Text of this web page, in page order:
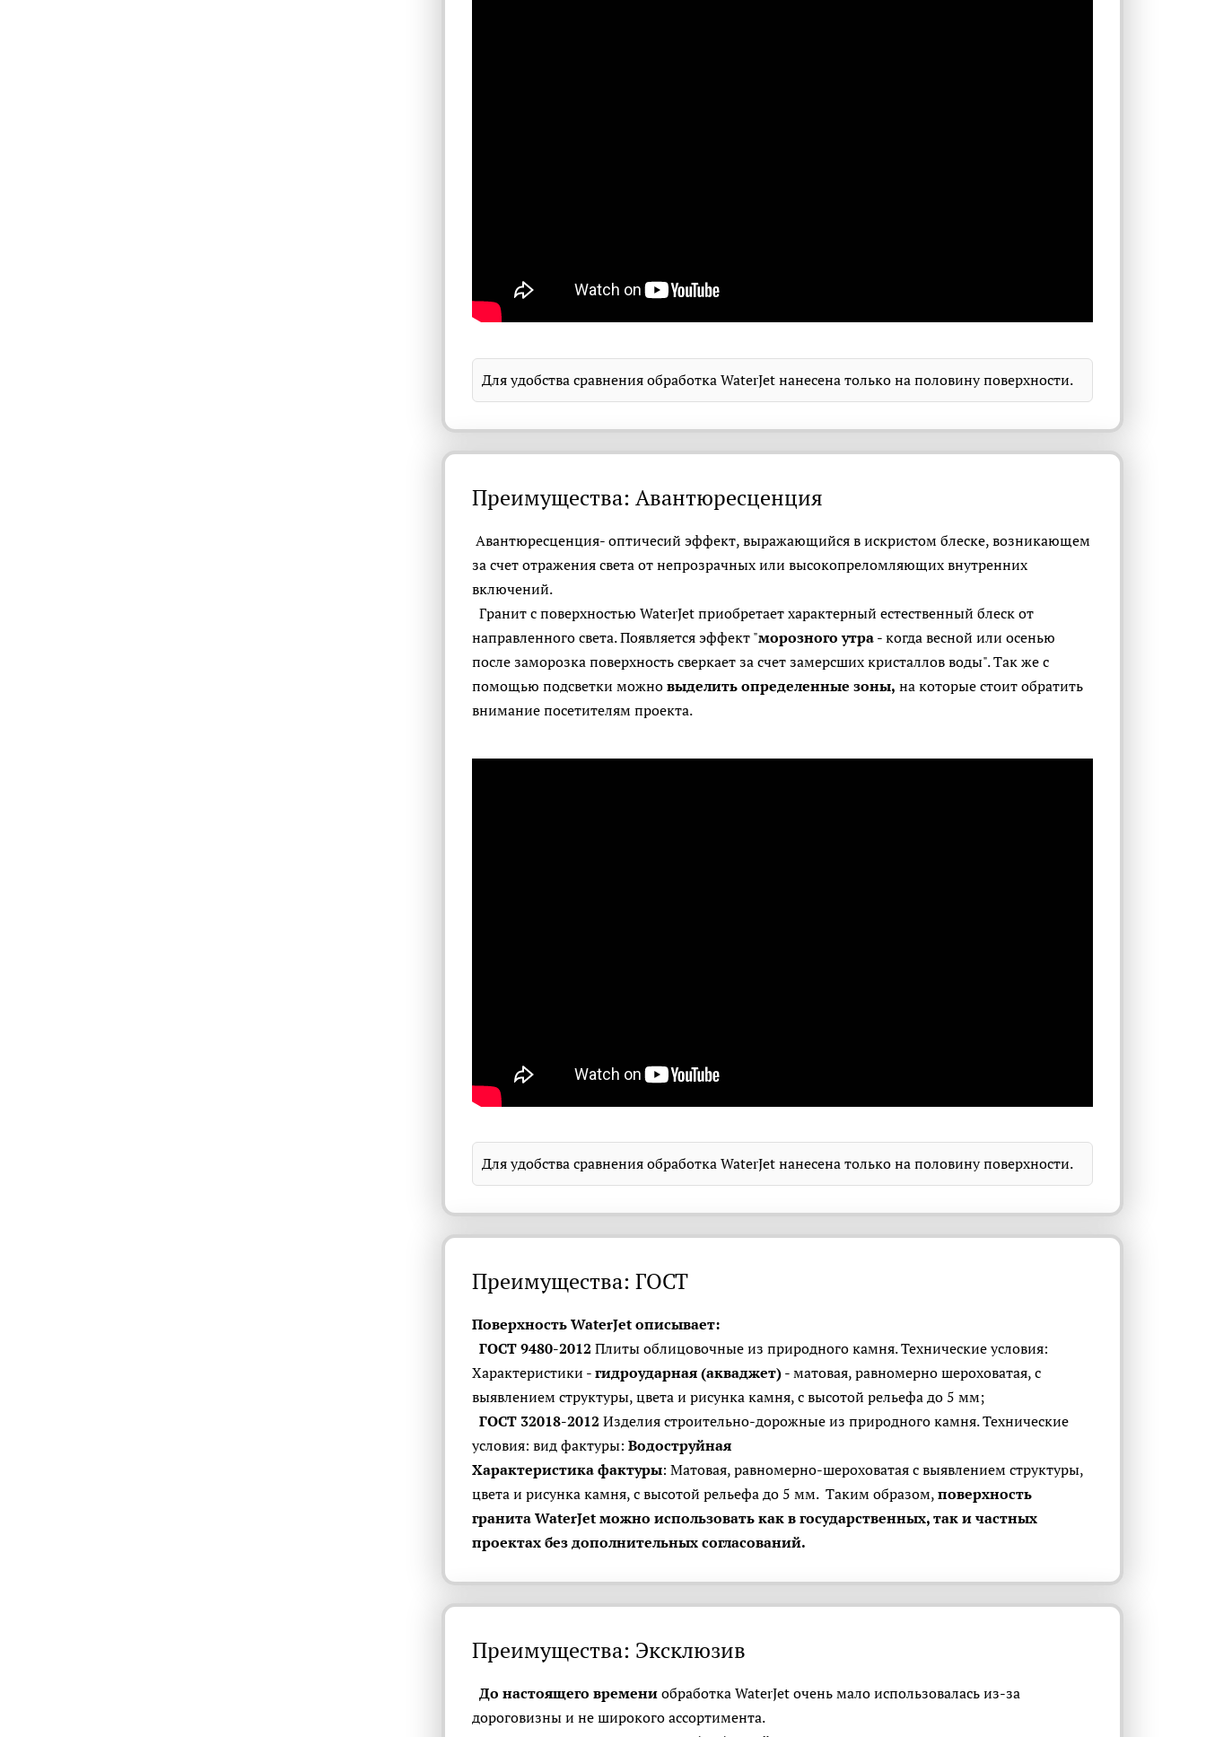
Для удобства сравнения обработка WaterJet нанесена только на половину поверхности.
Преимущества: Авантюресценция
Авантюресценция- оптичесий эффект, выражающийся в искристом блеске, возникающем
за счет отражения света от непрозрачных или высокопреломляющих внутренних
включений.
Гранит с поверхностью WaterJet приобретает характерный естественный блеск от
направленного света. Появляется эффект "морозного утра- когда весной или осенью
после заморозка поверхность сверкает за счет замерсших кристаллов воды". Так же с
помощью подсветки можновыделить определенные зоны, на которые стоит обратить
внимание посетителям проекта.
Для удобства сравнения обработка WaterJet нанесена только на половину поверхности.
Преимущества: ГОСТ
Поверхность WaterJet описывает:
ГОСТ 9480-2012 Плиты облицовочные из природного камня. Технические условия:
Характеристики -гидроударная (акваджет)- матовая, равномерно шероховатая, с
выявлением структуры, цвета и рисунка камня, с высотой рельефа до 5 мм;
ГОСТ 32018-2012 Изделия строительно-дорожные из природного камня. Технические
условия: вид фактуры: Водоструйная
Характеристика фактуры: Матовая, равномерно-шероховатая с выявлением структуры,
цвета и рисунка камня, с высотой рельефа до 5 мм. Таким образом,поверхность
гранита WaterJet можно использовать как в государственных, так и частных
проектах без дополнительных согласований.
Преимущества: Эксклюзив
До настоящего времениобработка WaterJet очень мало использовалась из-за
дороговизны и не широкого ассортимента.